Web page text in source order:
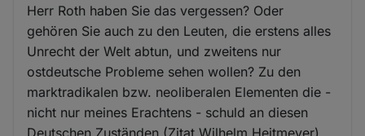
Herr Roth haben Sie das vergessen? Oder
gehören Sie auch zu den Leuten, die erstens alles
Unrecht der Welt abtun, und zweitens nur
ostdeutsche Probleme sehen wollen? Zu den
marktradikalen bzw. neoliberalen Elementen die -
nicht nur meines Erachtens - schuld an diesen